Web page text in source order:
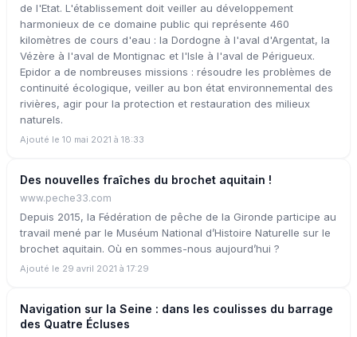
de l'Etat. L'établissement doit veiller au développement
harmonieux de ce domaine public qui représente 460
kilomètres de cours d'eau : la Dordogne à l'aval d'Argentat, la
Vézère à l'aval de Montignac et l'Isle à l'aval de Périgueux.
Epidor a de nombreuses missions : résoudre les problèmes de
continuité écologique, veiller au bon état environnemental des
rivières, agir pour la protection et restauration des milieux
naturels.
Ajouté le 10 mai 2021 à 18:33
Des nouvelles fraîches du brochet aquitain !
www.peche33.com
Depuis 2015, la Fédération de pêche de la Gironde participe au
travail mené par le Muséum National d’Histoire Naturelle sur le
brochet aquitain. Où en sommes-nous aujourd’hui ?
Ajouté le 29 avril 2021 à 17:29
Navigation sur la Seine : dans les coulisses du barrage
des Quatre Écluses